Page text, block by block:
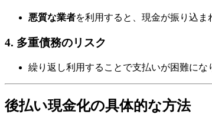
悪質な業者を利用すると、現金が振り込
4. 多重債務のリスク
繰り返し利用することで支払いが困難にな
後払い現金化の具体的な方法